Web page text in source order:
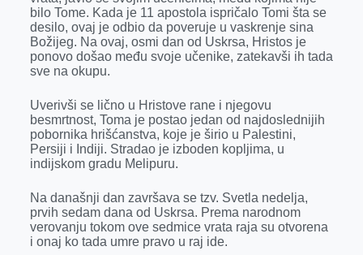
bilo Tome. Kada je 11 apostola ispričalo Tomi šta se
desilo, ovaj je odbio da poveruje u vaskrenje sina
Božijeg. Na ovaj, osmi dan od Uskrsa, Hristos je
ponovo došao među svoje učenike, zatekavši ih tada
sve na okupu.
Uverivši se lično u Hristove rane i njegovu
besmrtnost, Toma je postao jedan od najdoslednijih
pobornika hrišćanstva, koje je širio u Palestini,
Persiji i Indiji. Stradao je izboden kopljima, u
indijskom gradu Melipuru.
Na današnji dan završava se tzv. Svetla nedelja,
prvih sedam dana od Uskrsa. Prema narodnom
verovanju tokom ove sedmice vrata raja su otvorena
i onaj ko tada umre pravo u raj ide.